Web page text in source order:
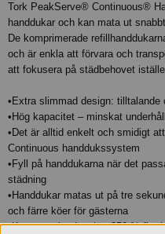
Tork PeakServe® Continuous®
handdukar och kan mata ut
De komprimerade
och är enkla att förvara och
att fokusera på städbehovet
•Extra slimmad design: tilltalande
•Hög kapacitet – minskat
•Det är alltid enkelt och smidigt
Continuous handdukssystem
•Fyll på handdukarna när det
städning
•Handdukar matas ut på tre
och färre köer för gästerna
•Kompression innebär 250 % fler